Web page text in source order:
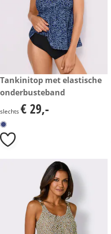
€ 29,-
Tankinitop met elastische
onderbusteband
€ 29,-
slechts € 29,-